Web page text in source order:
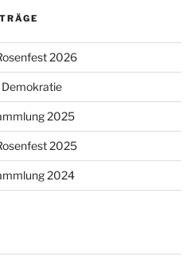
2026
2025
2025
2024